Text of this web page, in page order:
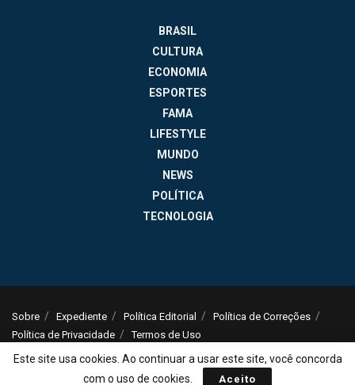
BRASIL
CULTURA
ECONOMIA
ESPORTES
FAMA
LIFESTYLE
MUNDO
NEWS
POLÍTICA
TECNOLOGIA
Sobre Expediente Política Editorial
Política de Correções
Política de Privacidade
Termos de Uso
© 2025Jornal da Tarde- Notícias do Brasil e do mundo - ISSN: 1516-294X -
contato@jornaldatarde.com
Este site usa cookies. Ao continuar a usar este site, você concorda
com o uso de cookies.
Aceito